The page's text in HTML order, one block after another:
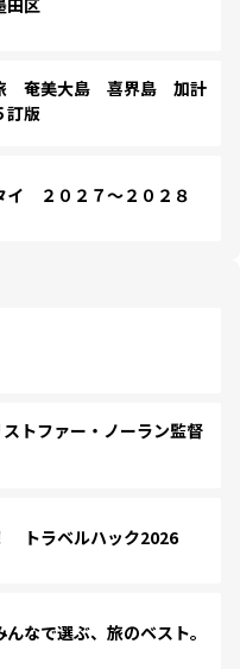
区
奄美大島 喜界島 加計
訂版
２０２７～２０２８
トファー・ノーラン監督
トラベルハック2026
なで選ぶ、旅のベスト。